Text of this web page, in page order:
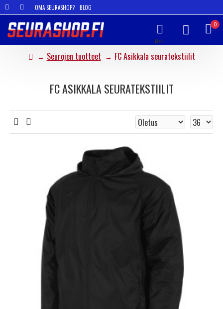
OMA SEURASHOP? BLOG
0
Seurojen tuotteet FC Asikkala seuratekstiilit
FC ASIKKALA SEURATEKSTIILIT